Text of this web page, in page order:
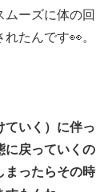
ムーズに体の回
たんです👀。
ていく）に伴っ
に戻っていくの
まったらその時